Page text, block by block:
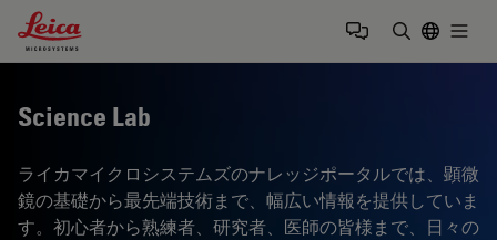
Leica Microsystems Logo
Science Lab
ライカマイクロシステムズのナレッジポータルでは、顕微
鏡の基礎から最先端技術まで、幅広い情報を提供していま
す。初心者から熟練者、研究者、医師の皆様まで、日々の